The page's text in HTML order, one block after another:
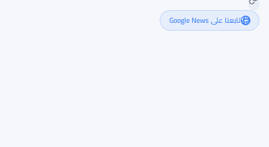
تابعنا على Google News